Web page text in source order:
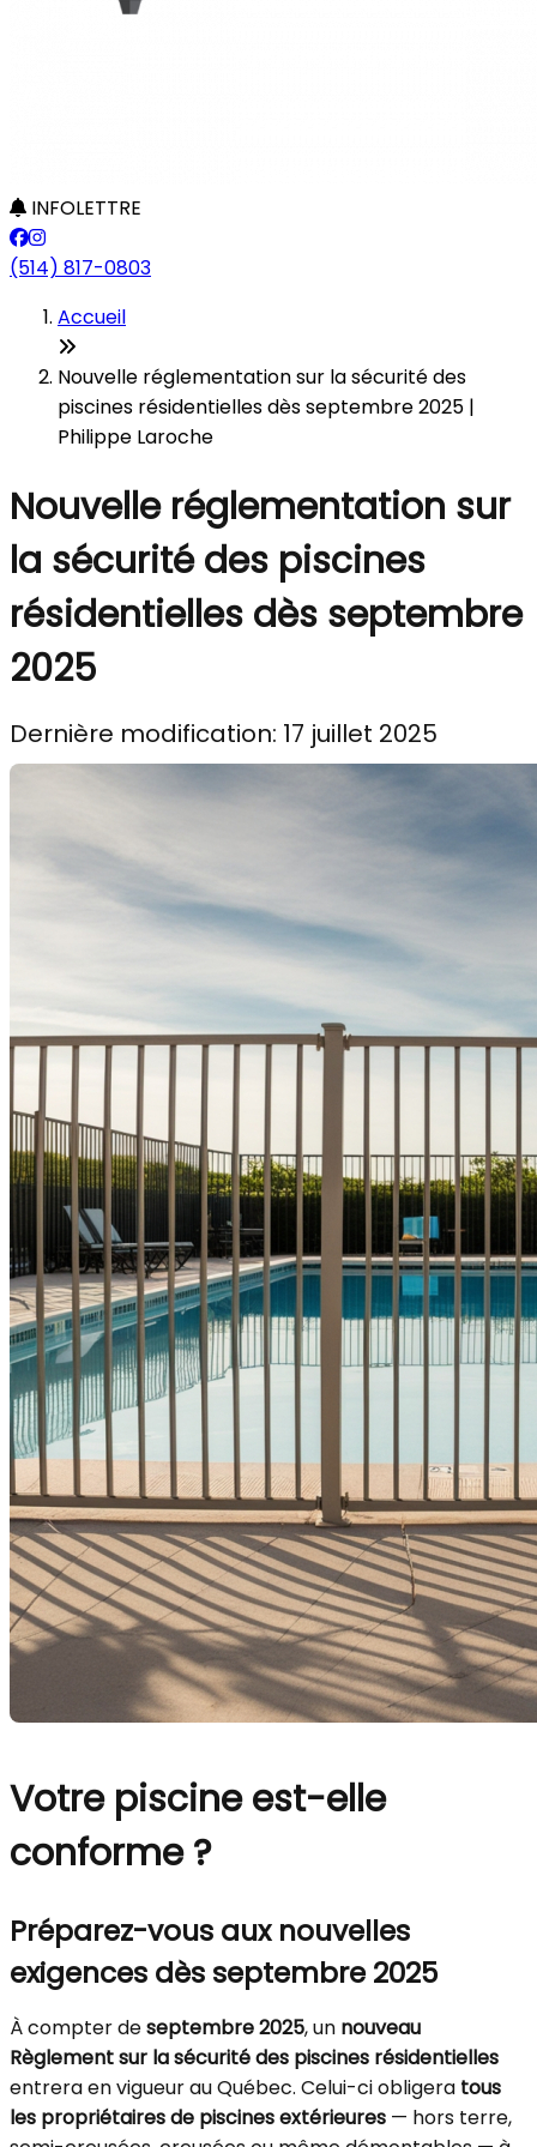
INFOLETTRE
(514) 817-0803
Accueil
Nouvelle réglementation sur la sécurité des
piscines résidentielles dès septembre 2025 |
Philippe Laroche
Nouvelle réglementation sur
la sécurité des piscines
résidentielles dès septembre
2025
Dernière modification: 17 juillet 2025
Votre piscine est-elle
conforme ?
Préparez-vous aux nouvelles
exigences dès septembre 2025
À compter deseptembre 2025, un nouveau
Règlement sur la sécurité des piscines résidentielles
entrera en vigueur au Québec. Celui-ci obligera tous
les propriétaires de piscines extérieures — hors terre,